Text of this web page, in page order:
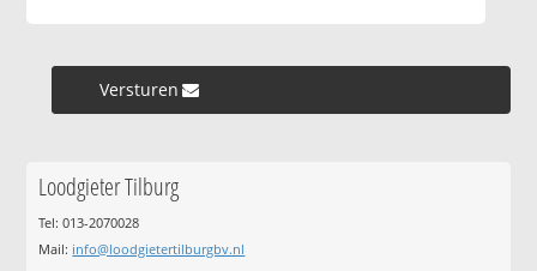
Versturen »
Loodgieter Tilburg
Tel: 013-2070028
Mail: info@loodgietertilburgbv.nl